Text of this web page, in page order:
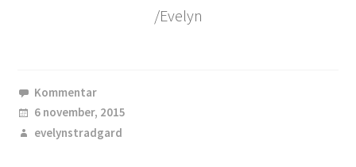
/Evelyn
Kommentar
6 november, 2015
evelynstradgard